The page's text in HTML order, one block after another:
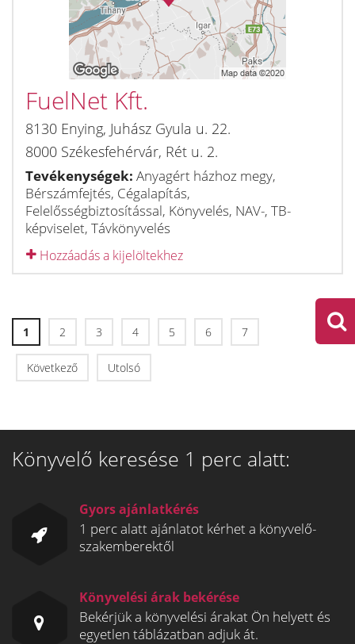
FuelNet Kft.
8130 Enying, Juhász Gyula u. 22.
8000 Székesfehérvár, Rét u. 2.
Tevékenységek: Anyagért házhoz megy,
Bérszámfejtés, Cégalapítás,
Felelősségbiztosítással, Könyvelés, NAV-, TB-
képviselet, Távkönyvelés
Hozzáadás a kijelöltekhez
1 2 3 4 5 6 7
Következő Utolsó
Könyvelő keresése 1 perc alatt:
Gyors ajánlatkérés
1 perc alatt ajánlatot kérhet a könyvelő-
szakemberektől
Könyvelési árak bekérése
Bekérjük a könyvelési árakat Ön helyett és
egyetlen táblázatban adjuk át.